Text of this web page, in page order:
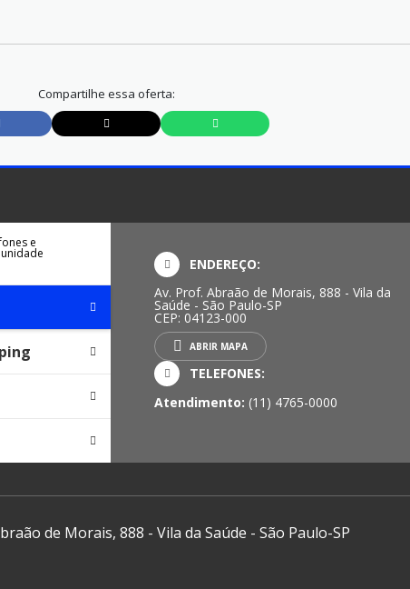
Compartilhe essa oferta:
e
ENDEREÇO:
Av. Prof. Abraão de Morais, 888 - Vila da
Saúde - São Paulo-SP
CEP: 04123-000
ABRIR MAPA
TELEFONES:
Atendimento: (11) 4765-0000
de Morais, 888 - Vila da Saúde - São Paulo-SP